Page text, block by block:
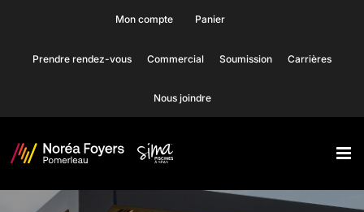
content
Mon compte Panier
Prendre rendez-vous Commercial Soumission Carrières
Nous joindre